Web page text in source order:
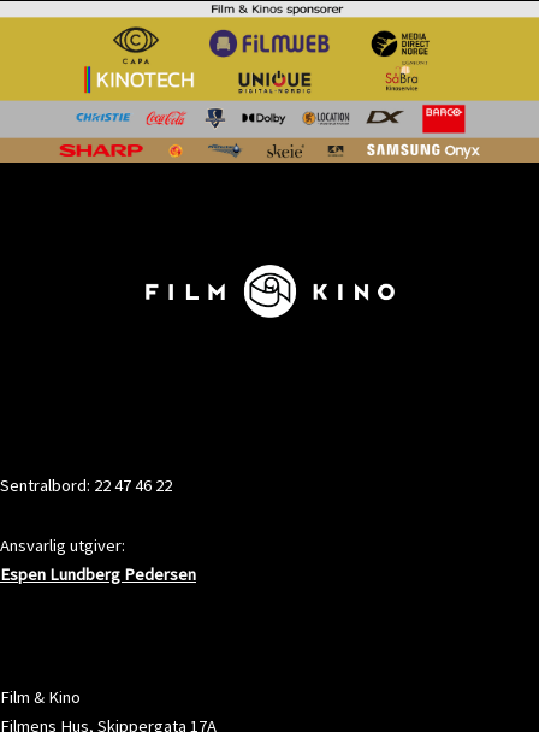
Sentralbord: 22 47 46 22
Ansvarlig utgiver:
Espen Lundberg Pedersen
Film & Kino
Filmens Hus, Skippergata 17A